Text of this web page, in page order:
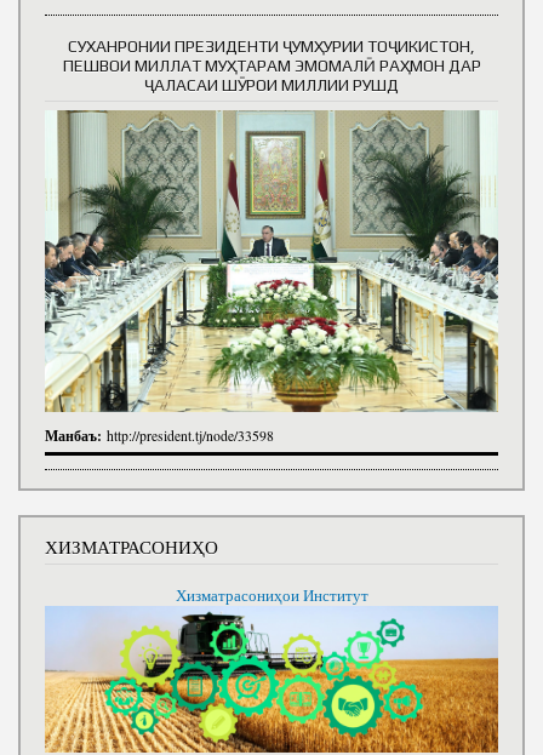
СУХАНРОНИИ ПРЕЗИДЕНТИ ҶУМҲУРИИ ТОҶИКИСТОН,
ПЕШВОИ МИЛЛАТ МУҲТАРАМ ЭМОМАЛӢ РАҲМОН ДАР
ҶАЛАСАИ ШӮРОИ МИЛЛИИ РУШД
Манбаъ: http://president.tj/node/33598
ХИЗМАТРАСОНИҲО
Хизматрасониҳои Институт